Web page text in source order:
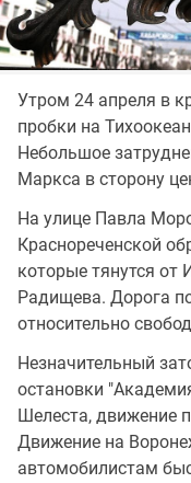
Утром 24 апреля в
пробки на
Небольшое
Маркса в сторону
На улице Павла
Краснореченской
которые тянутся от
Радищева. Дорога
относительно
Незначительный
остановки
Шелеста, движение
Движение на
автомобилистам